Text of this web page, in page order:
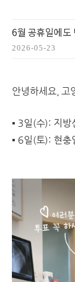
6월 공휴일에도
2026-05-23
안녕하세요, 고
▪ 3일(수): 지방
▪ 6일(토): 현충